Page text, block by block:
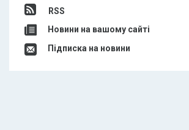
RSS
Новини на вашому сайті
Підписка на новини